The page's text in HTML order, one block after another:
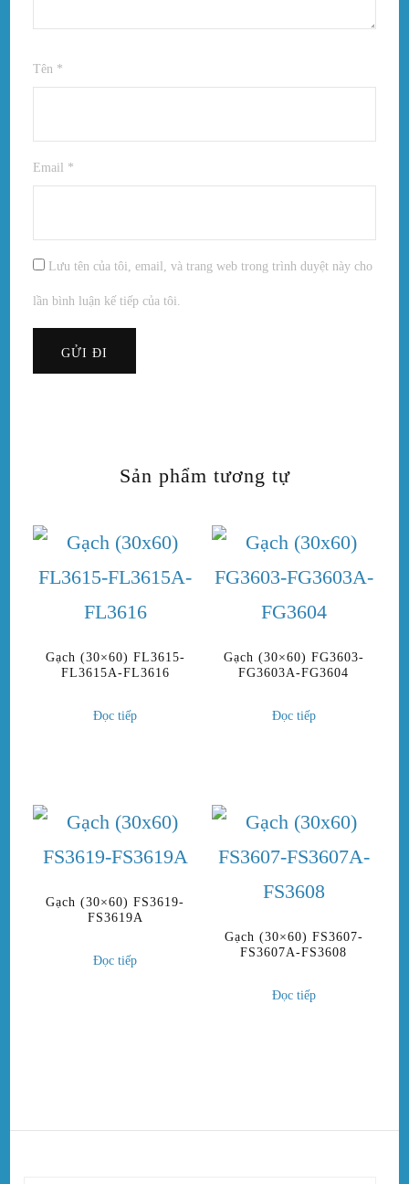
Tên *
Email *
Lưu tên của tôi, email, và trang web trong trình duyệt này cho
lần bình luận kế tiếp của tôi.
Sản phẩm tương tự
Gạch (30×60) FL3615-
FL3615A-FL3616
Đọc tiếp
Gạch (30×60) FG3603-
FG3603A-FG3604
Đọc tiếp
Gạch (30×60) FS3619-
FS3619A
Đọc tiếp
Gạch (30×60) FS3607-
FS3607A-FS3608
Đọc tiếp